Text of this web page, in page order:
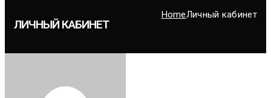
HomeЛичный кабинет
ЛИЧНЫЙ КАБИНЕТ